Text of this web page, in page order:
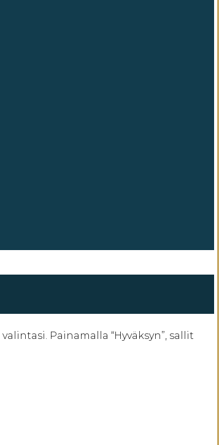
Painamalla “Hyväksyn”, sallit